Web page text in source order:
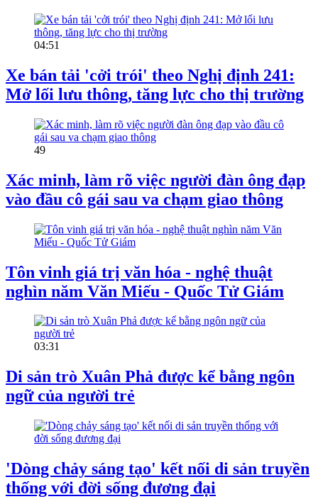
04:51
Xe bán tải 'cởi trói' theo Nghị định 241:
Mở lối lưu thông, tăng lực cho thị trường
49
Xác minh, làm rõ việc người đàn ông đạp
vào đầu cô gái sau va chạm giao thông
Tôn vinh giá trị văn hóa - nghệ thuật
nghìn năm Văn Miếu - Quốc Tử Giám
03:31
Di sản trò Xuân Phả được kể bằng ngôn
ngữ của người trẻ
'Dòng chảy sáng tạo' kết nối di sản truyền
thống với đời sống đương đại